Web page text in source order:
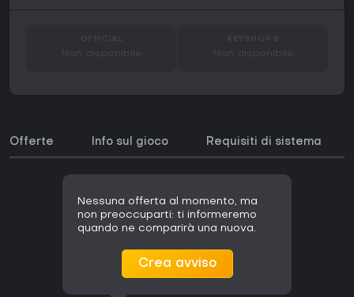
Non disponibile Non disponibile
Offerte Info sul gioco Requisiti di sistema
Nessuna offerta al momento, ma
non preoccuparti: ti informeremo
quando ne comparirà una nuova.
Crea avviso